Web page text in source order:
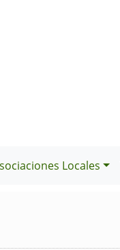
Locales